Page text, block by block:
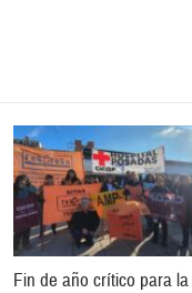
Fin de año crítico para la